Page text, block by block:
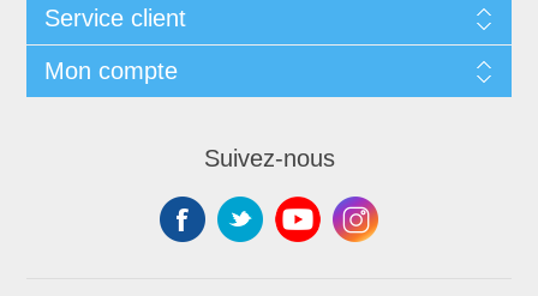
Service client
Mon compte
Suivez-nous